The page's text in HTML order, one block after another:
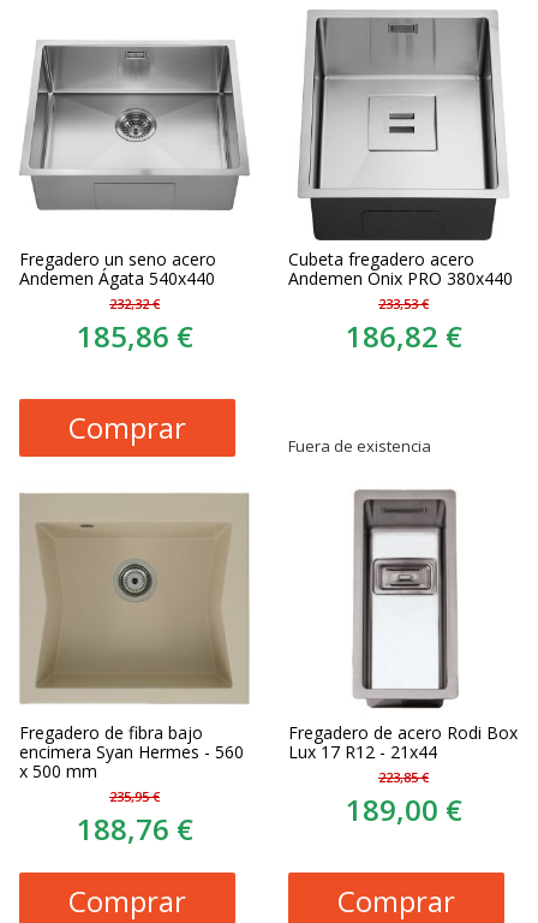
Fregadero un seno acero
Andemen Ágata 540x440
232,32 €
185,86 €
Comprar
Cubeta fregadero acero
Andemen Onix PRO 380x440
233,53 €
186,82 €
Fuera de existencia
Fregadero de fibra bajo
encimera Syan Hermes - 560
x 500 mm
235,95 €
188,76 €
Comprar
Fregadero de acero Rodi Box
Lux 17 R12 - 21x44
223,85 €
189,00 €
Comprar